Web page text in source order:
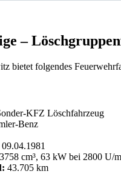
–
bietet folgendes
KFZ Löschfahrzeug
Benz
09.04.1981
cm³, 63 kW bei 2800 U/
43.705 km